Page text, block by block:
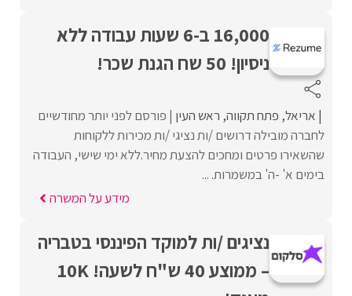
16,000 ב-6 שעות עבודה ללא
ניסיון! 50 שח הגנת שכר!
אריאל פתח תקווה ראש העין פורסם לפני יותר מחודשיים
לחברה מובילה דרושים /ות נציגי /ות מכירות ללקוחות
שהשאירו פרטים ומחכים להצעת מחיר.ללא ימי שישי, העבודה
בימים א' -ה' במשמרות. ...
מידע על המשרה
נציגים /ות למוקד הפיננסי בטבריה
– ממוצע 40 ש"ח לשעה! 10K